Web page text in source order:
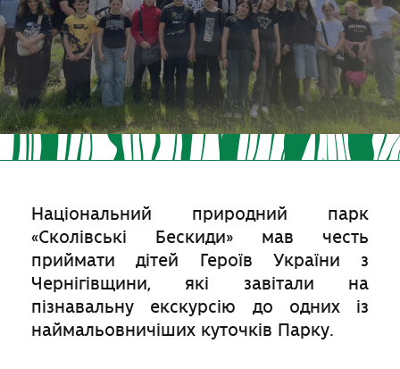
Національний природний парк
«Сколівські Бескиди» мав честь
приймати дітей Героїв України з
Чернігівщини, які завітали на
пізнавальну екскурсію до одних із
наймальовничіших куточків Парку.